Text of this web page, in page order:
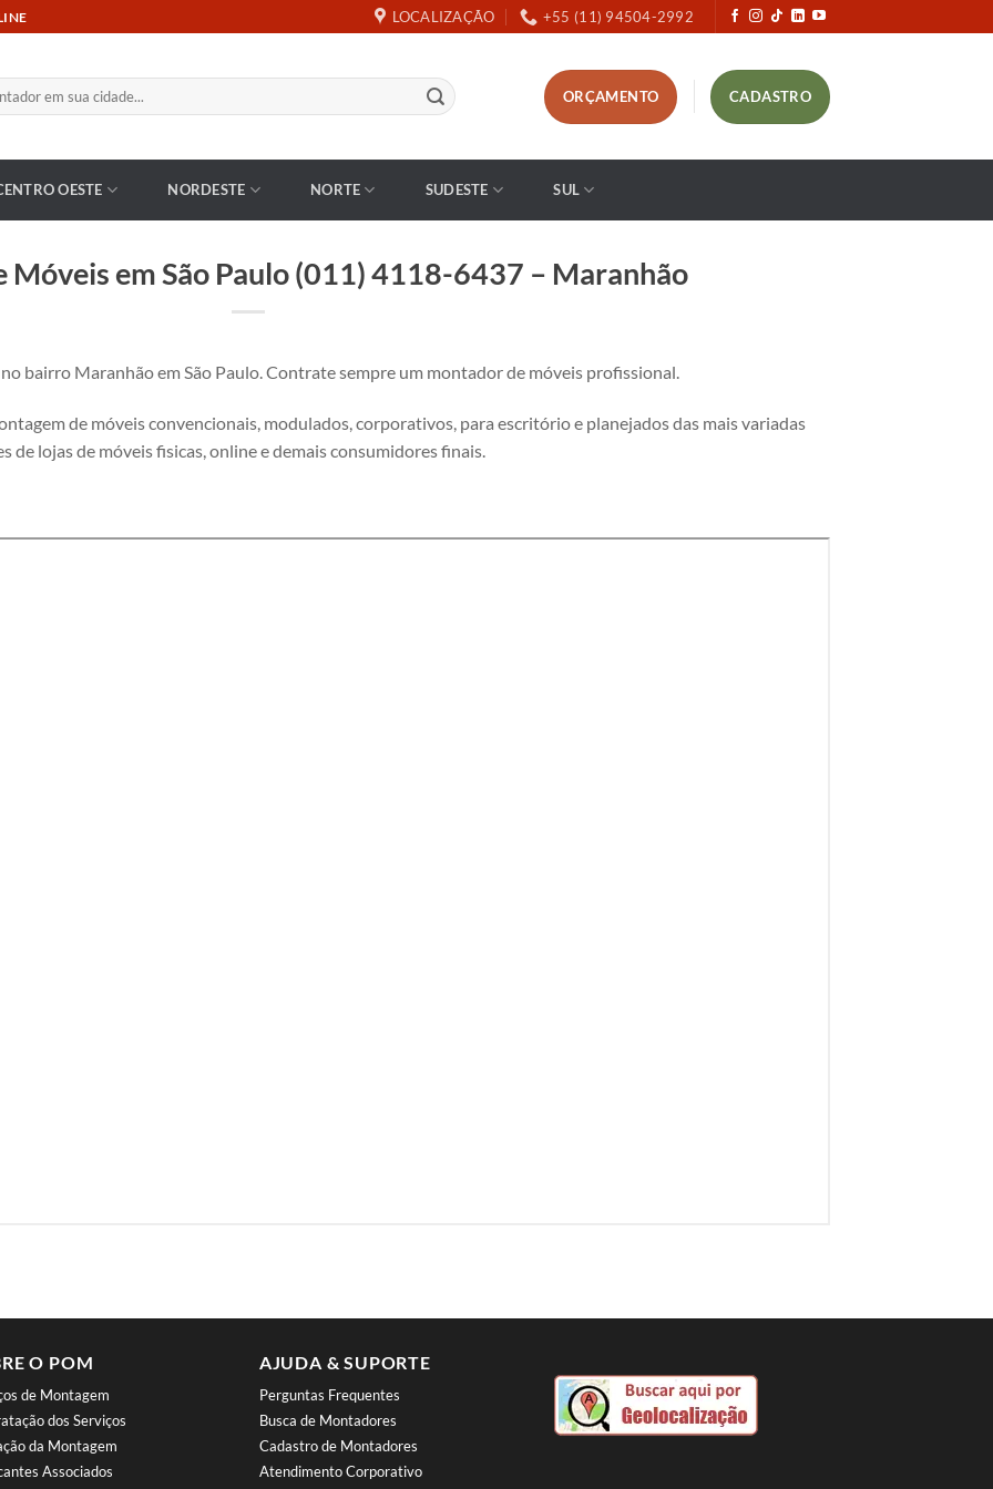
LOCALIZAÇÃO +55 (11) 94504-2992
ORÇAMENTO CADASTRO
OESTE NORDESTE NORTE SUDESTE SUL
Móveis em São Paulo (011) 4118-6437 – Maranhão
bairro Maranhão em São Paulo. Contrate sempre um montador de móveis profissional.
de móveis convencionais, modulados, corporativos, para escritório e planejados das mais variadas
de lojas de móveis fisicas, online e demais consumidores finais.
O POM
de Montagem
dos Serviços
da Montagem
Associados
AJUDA & SUPORTE
Perguntas Frequentes
Busca de Montadores
Cadastro de Montadores
Atendimento Corporativo